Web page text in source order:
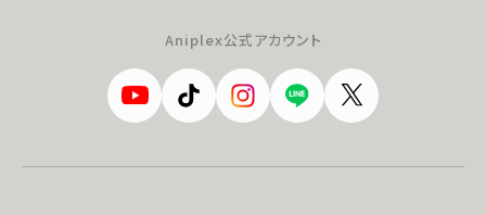
Aniplex公式アカウント